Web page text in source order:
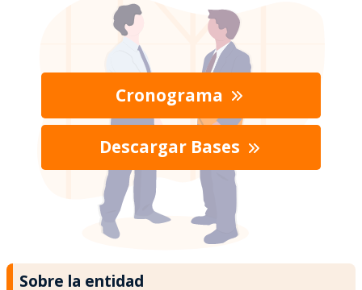
Cronograma
Descargar Bases
Sobre la entidad